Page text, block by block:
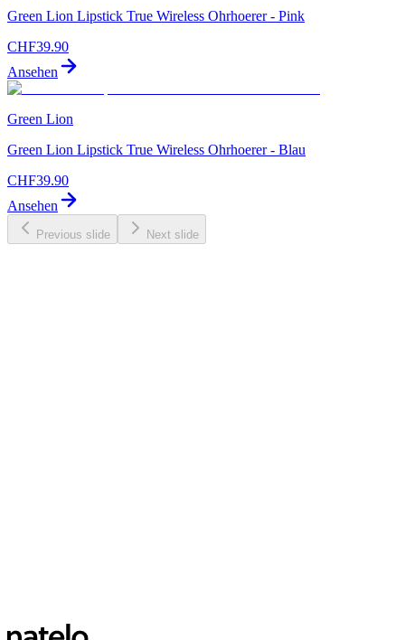
Green Lion Lipstick True Wireless Ohrhoerer - Pink
CHF39.90
Ansehen
Green Lion
Green Lion Lipstick True Wireless Ohrhoerer - Blau
CHF39.90
Ansehen
Previous slide Next slide